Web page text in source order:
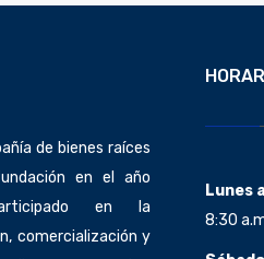
de bienes raíces
en el año
en la
comercialización y
Lunes
8:30